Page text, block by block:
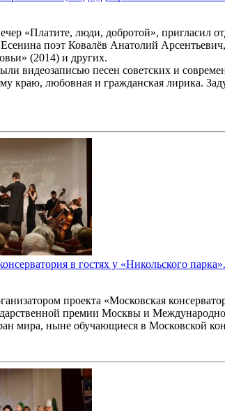
«Платите, люди, добротой», пригласил
поэт Ковалёв Анатолий
(2014) и других.
видеозаписью песен советских и
краю, любовная и гражданская лирика.
в гостях у «Никольского парка».
проекта «Московская
премии Москвы и
мира, ныне обучающиеся в Московской